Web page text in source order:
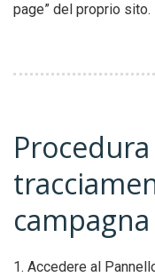
page” del proprio sito.
campagna
1. Accedere al